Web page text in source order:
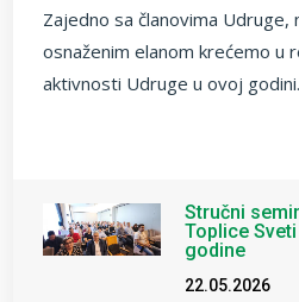
Zajedno sa članovima Udruge,
osnaženim elanom krećemo u
aktivnosti Udruge u ovoj
Stručni
Toplice
godine
22.05.2026